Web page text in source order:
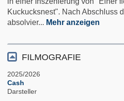
Kuckucksnest". Nach Abschluss
absolvier... Mehr anzeigen
FILMOGRAFIE
2025/2026
Cash
Darsteller